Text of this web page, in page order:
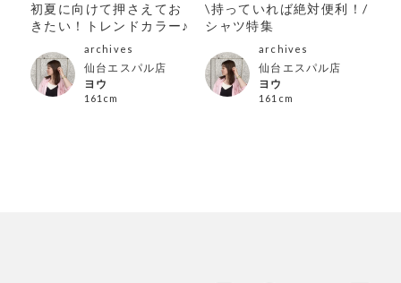
初夏に向けて押さえてお
きたい！トレンドカラー♪
archives
仙台エスパル店
ヨウ
161cm
\持っていれば絶対便利！/
シャツ特集
archives
仙台エスパル店
ヨウ
161cm